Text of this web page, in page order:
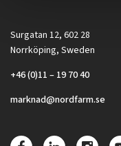
Surgatan 12, 602 28
Norrköping, Sweden
+46 (0)11 – 19 70 40
marknad@nordfarm.se